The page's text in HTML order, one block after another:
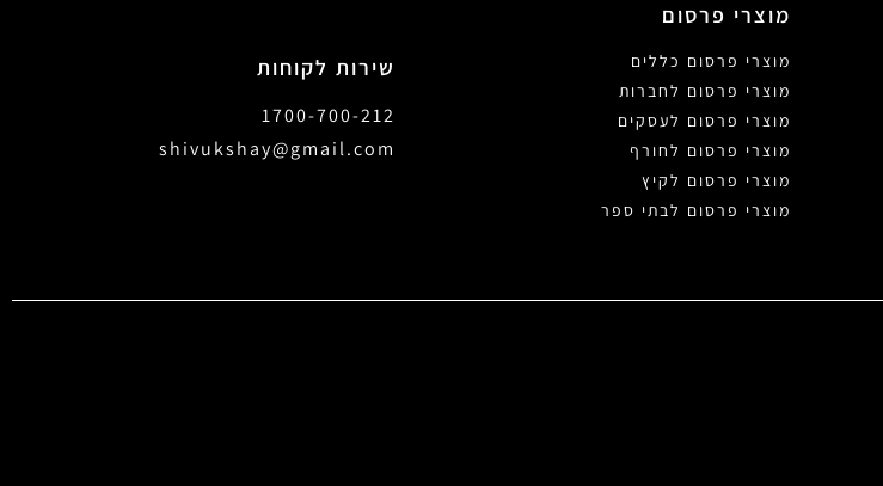
מוצרי פרסום
מוצרי פרסום כללים
מוצרי פרסום לחברות
מוצרי פרסום לעסקים
מוצרי פרסום לחורף
מוצרי פרסום לקיץ
מוצרי פרסום לבתי ספר
שירות לקוחות
1700-700-212
shivukshay@gmail.com